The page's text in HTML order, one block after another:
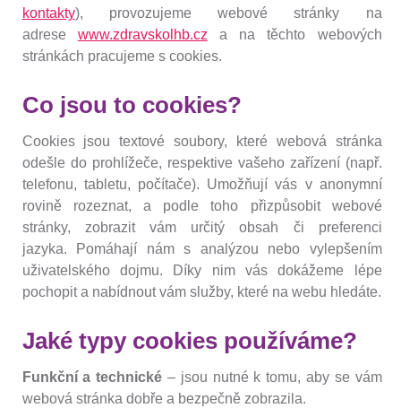
kontakty), provozujeme webové stránky na
adrese www.zdravskolhb.cz a na těchto webových
stránkách pracujeme s cookies.
Co jsou to cookies?
Cookies jsou textové soubory, které webová stránka
odešle do prohlížeče, respektive vašeho zařízení (např.
telefonu, tabletu, počítače). Umožňují vás v anonymní
rovině rozeznat, a podle toho přizpůsobit webové
stránky, zobrazit vám určitý obsah či preferenci
jazyka. Pomáhají nám s analýzou nebo vylepšením
uživatelského dojmu. Díky nim vás dokážeme lépe
pochopit a nabídnout vám služby, které na webu hledáte.
Jaké typy cookies používáme?
Funkční a technické – jsou nutné k tomu, aby se vám
webová stránka dobře a bezpečně zobrazila.